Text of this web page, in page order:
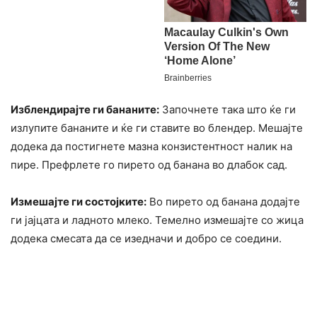
Изблендирајте ги бананите: Започнете така што ќе ги
излупите бананите и ќе ги ставите во блендер. Мешајте
додека да постигнете мазна конзистентност налик на
пире. Префрлете го пирето од банана во длабок сад.
Измешајте ги состојките: Во пирето од банана додајте
ги јајцата и ладното млеко. Темелно измешајте со жица
додека смесата да се изедначи и добро се соедини.